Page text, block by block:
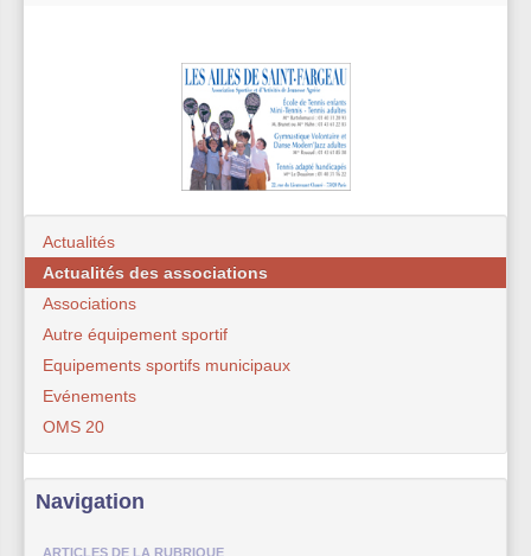
Actualités
Actualités des associations
Associations
Autre équipement sportif
Equipements sportifs municipaux
Evénements
OMS 20
Navigation
ARTICLES DE LA RUBRIQUE